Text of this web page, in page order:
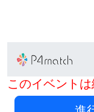
このイベント